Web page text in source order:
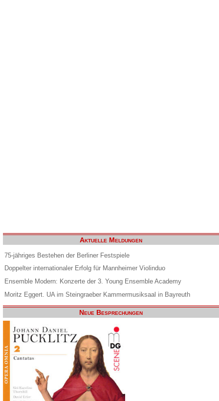
Aktuelle Meldungen
75-jähriges Bestehen der Berliner Festspiele
Doppelter internationaler Erfolg für Mannheimer Violinduo
Ensemble Modern: Konzerte der 3. Young Ensemble Academy
Moritz Eggert. UA im Steingraeber Kammermusiksaal in Bayreuth
Neue Besprechungen